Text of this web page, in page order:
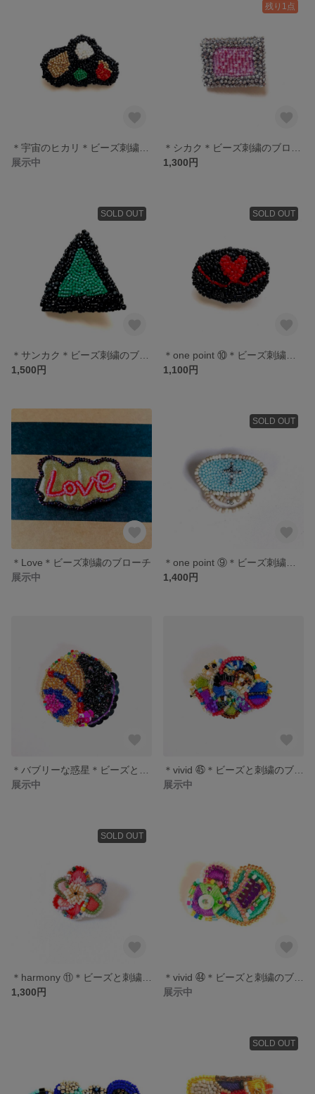
展示中
残り1点
1,300円
SOLD OUT
1,500円
SOLD OUT
1,100円
＊Love＊ビーズ刺繍のブローチ
展示中
SOLD OUT
1,400円
展示中
展示中
SOLD OUT
1,300円
展示中
SOLD OUT